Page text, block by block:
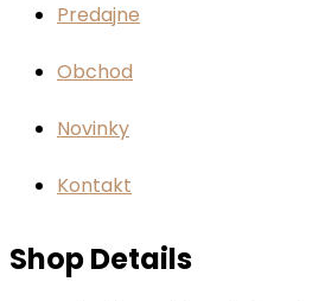
Predajne
Obchod
Novinky
Kontakt
Shop Details